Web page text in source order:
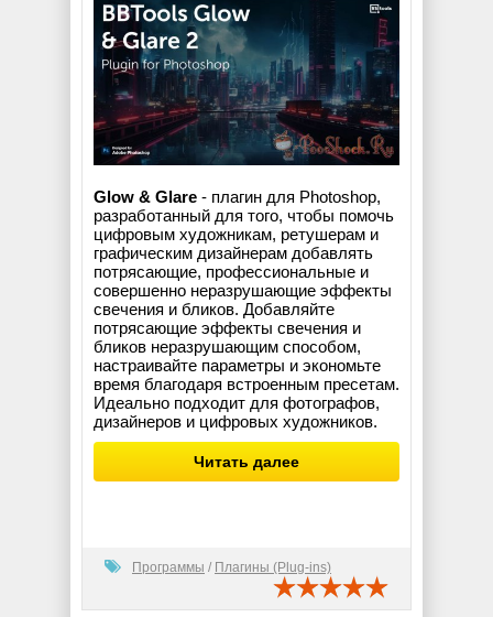
Glow & Glare - плагин для Photoshop,
разработанный для того, чтобы помочь
цифровым художникам, ретушерам и
графическим дизайнерам добавлять
потрясающие, профессиональные и
совершенно неразрушающие эффекты
свечения и бликов. Добавляйте
потрясающие эффекты свечения и
бликов неразрушающим способом,
настраивайте параметры и экономьте
время благодаря встроенным пресетам.
Идеально подходит для фотографов,
дизайнеров и цифровых художников.
Читать далее
Программы / Плагины (Plug-ins)